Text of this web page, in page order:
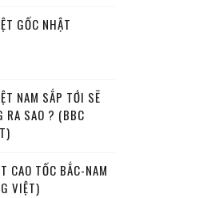
GỐC NHẬT
NAM SẮP TỚI SẼ
RA SAO ? (BBC
CAO TỐC BẮC-NAM
VIỆT)